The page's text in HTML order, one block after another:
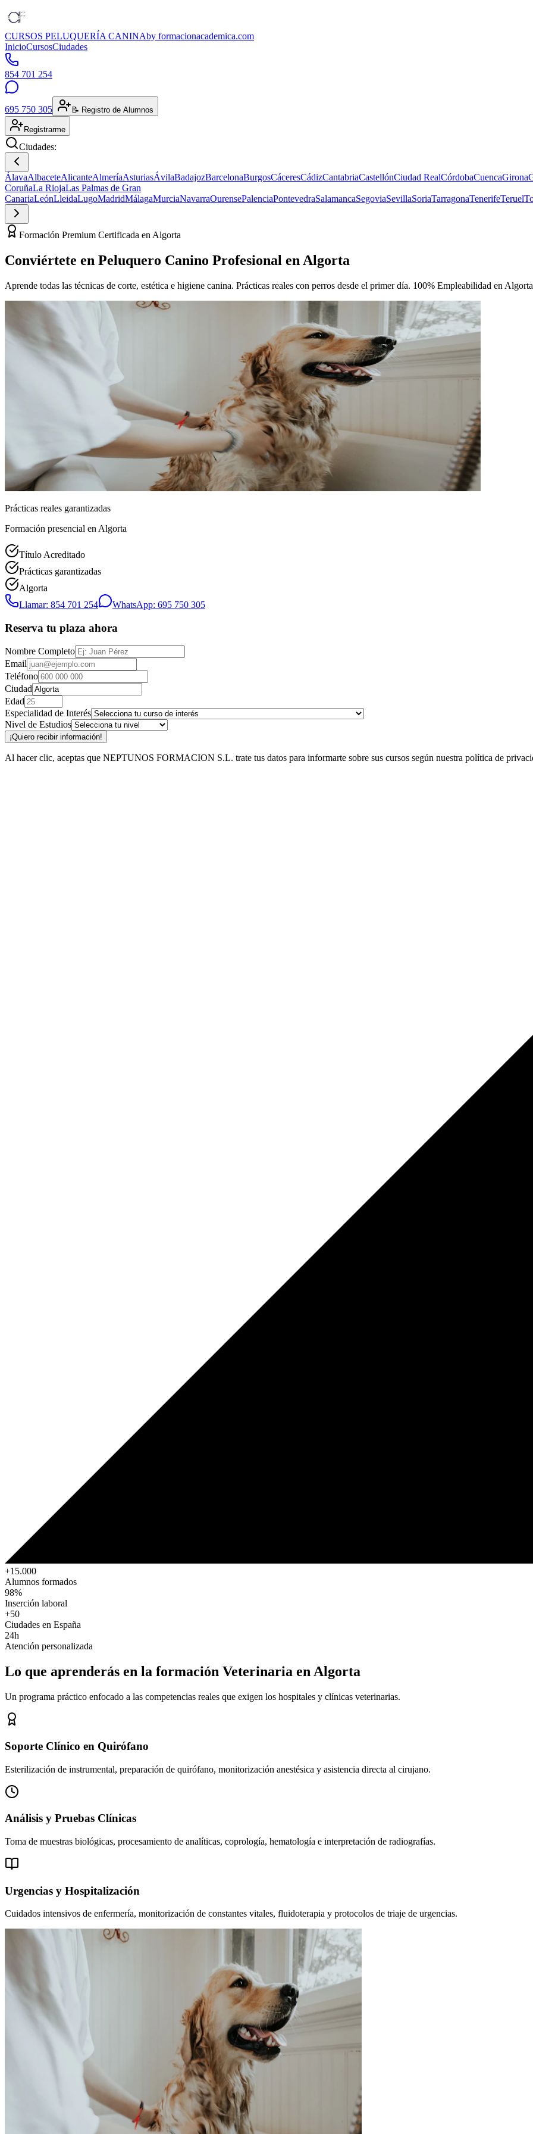
CURSOS PELUQUERÍA CANINAby formacionacademica.com
InicioCursosCiudades
854 701 254
695 750 305 📝 Registro de Alumnos
Registrarme
Ciudades:
ÁlavaAlbaceteAlicanteAlmeríaAsturiasÁvilaBadajozBarcelonaBurgosCáceresCádizCantabriaCastellónCiudad RealCórdobaCuencaGirona
CoruñaLa RiojaLas Palmas de Gran
CanariaLeónLleidaLugoMadridMálagaMurciaNavarraOurensePalenciaPontevedraSalamancaSegoviaSevillaSoriaTarragonaTenerifeTeruel
Formación Premium Certificada en Algorta
Conviértete en Peluquero Canino Profesional en Algorta
Aprende todas las técnicas de corte, estética e higiene canina. Prácticas reales con perros desde el primer día. 100% Empleabilidad en
Prácticas reales garantizadas
Formación presencial en Algorta
Título Acreditado
Prácticas garantizadas
Algorta
Llamar: 854 701 254
WhatsApp: 695 750 305
Reserva tu plaza ahora
Nombre Completo
Email
Teléfono
Ciudad
Edad
Especialidad de Interés
Nivel de Estudios
¡Quiero recibir información!
Al hacer clic, aceptas que NEPTUNOS FORMACION S.L. trate tus datos para informarte sobre sus cursos según nuestra política de
+15.000
Alumnos formados
98%
Inserción laboral
+50
Ciudades en España
24h
Atención personalizada
Lo que aprenderás en la formación Veterinaria en Algorta
Un programa práctico enfocado a las competencias reales que exigen los hospitales y clínicas veterinarias.
Soporte Clínico en Quirófano
Esterilización de instrumental, preparación de quirófano, monitorización anestésica y asistencia directa al cirujano.
Análisis y Pruebas Clínicas
Toma de muestras biológicas, procesamiento de analíticas, coprología, hematología e interpretación de radiografías.
Urgencias y Hospitalización
Cuidados intensivos de enfermería, monitorización de constantes vitales, fluidoterapia y protocolos de triaje de urgencias.